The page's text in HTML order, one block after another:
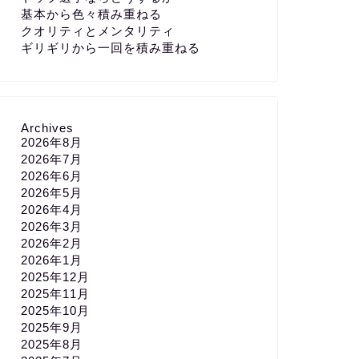
基本から色々積み重ねる
クオリティとメンタリティ
ギリギリから一回を積み重ねる
Archives
2026年8月
2026年7月
2026年6月
2026年5月
2026年4月
2026年3月
2026年2月
2026年1月
2025年12月
2025年11月
2025年10月
2025年9月
2025年8月